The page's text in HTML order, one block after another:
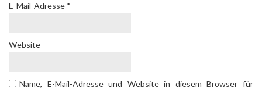
E-Mail-Adresse *
Website
Name, E-Mail-Adresse und Website in diesem Browser für